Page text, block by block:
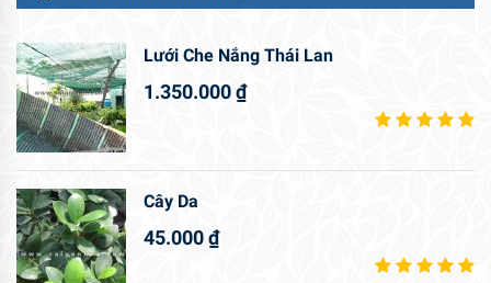
Lưới Che Nắng Thái Lan
1.350.000₫
Cây Da
45.000₫